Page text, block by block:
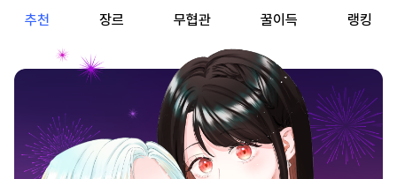
추천 장르 무협관 꿀이득 랭킹